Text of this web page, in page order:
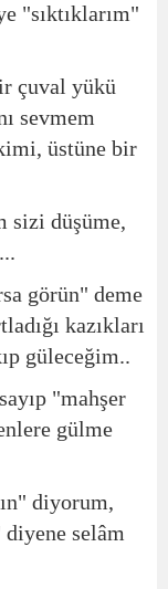
"sıktıklarım"
çuval yükü
sevmem
üstüne bir
sizi düşüme,
görün" deme
kazıkları
güleceğim..
"mahşer
gülme
diyorum,
selâm